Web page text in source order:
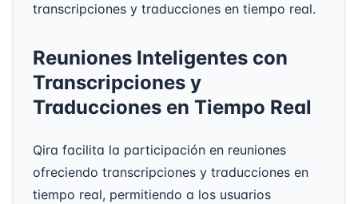
transcripciones y traducciones en tiempo real.
Reuniones Inteligentes con
Transcripciones y
Traducciones en Tiempo Real
Qira facilita la participación en reuniones
ofreciendo transcripciones y traducciones en
tiempo real, permitiendo a los usuarios